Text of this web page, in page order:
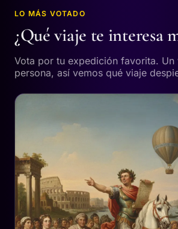
LO MÁS VOTADO
¿Qué viaje te interesa
Vota por tu expedición favorita.
persona, así vemos qué viaje